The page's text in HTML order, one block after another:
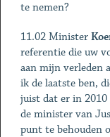
te nemen?
11.02 Minister
referentie die uw
aan mijn verleden
ik de laatste ben,
juist dat er in 2010
de minister van
punt te behouden